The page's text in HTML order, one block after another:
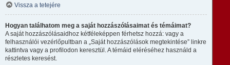
Vissza a tetejére
Hogyan találhatom meg a saját hozzászólásaimat és témáimat?
A saját hozzászólásaidhoz kétféleképpen férhetsz hozzá: vagy a
felhasználói vezérlőpultban a „Saját hozzászólások megtekintése” linkre
kattintva vagy a profilodon keresztül. A témáid eléréséhez használd a
részletes keresést.